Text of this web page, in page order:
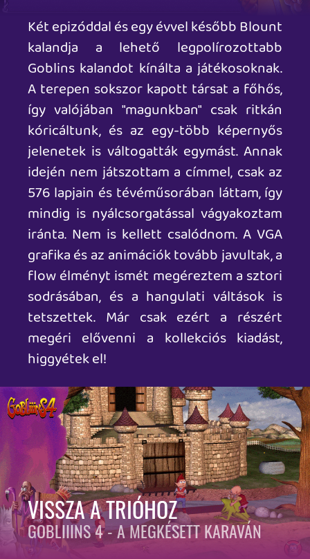
Újraértékeltem ezt a részt, és azt kell
mondjam, simán ajánlható, ha az
előzőekkel már végeztél.
A KICKSTARTER KORSZAK
GOBLIIINS 5 - A MORGLOTON INVÁZIÓ
Az ötödik rész már itch.io-n érkezett
különösebb nagy csinnadratta nélkül,
egy Kickstarter/Ulule kampánysorozat
után. Az AGS motornak köszönhetően
Gilhodes otthona melegében összerakta
a hivatalos ötödik részt, amely ismét
Oups-ékat szerepelteti, a jó öreg
egyképernyős puzzling tükrében. A
játékmenet nem rossz, de a grafikai
kialakítás nekem nem tetszik. Lehet jobb
mert ez a digitálisan árnyalt képregényes
vonal nálam nem ül, még akkor sem, ha
szeretem amúgy az agyament bande
dessinée stílust. Azév elején megjelent
hatos epizódsajnos nincs benne a
csomagban, gondolom a jelenlegi
kiadvány segítené, hogy kicsit jobban
köztudatba kerüljön a Gobliiins, tolva
tovább a láthatóan lendületbe jött
Gilhodes szekerét. Egyébként nem olyan
rossz ez az ötödik rész sem, de